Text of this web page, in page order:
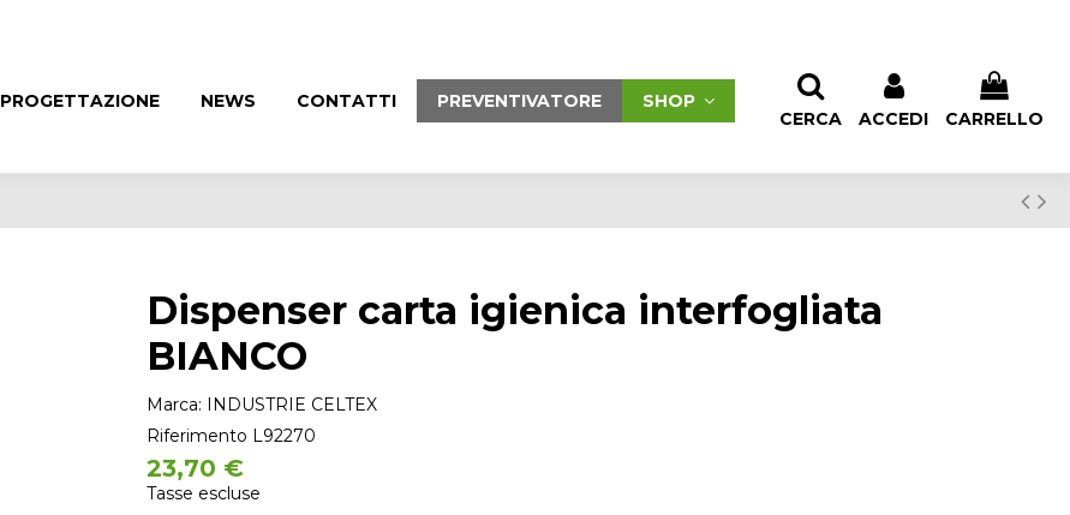
PROGETTAZIONE NEWS CONTATTI PREVENTIVATORE
SHOP
CERCA
ACCEDI CARRELLO
Dispenser carta igienica interfogliata
BIANCO
Marca: INDUSTRIE CELTEX
Riferimento L92270
23,70 €
Tasse escluse